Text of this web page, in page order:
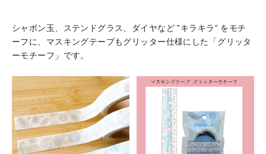
シャボン玉、ステンドグラス、ダイヤなど ‟キラキラ” をモチ
ーフに、マスキングテープもグリッター仕様にした「グリッタ
ーモチーフ」です。